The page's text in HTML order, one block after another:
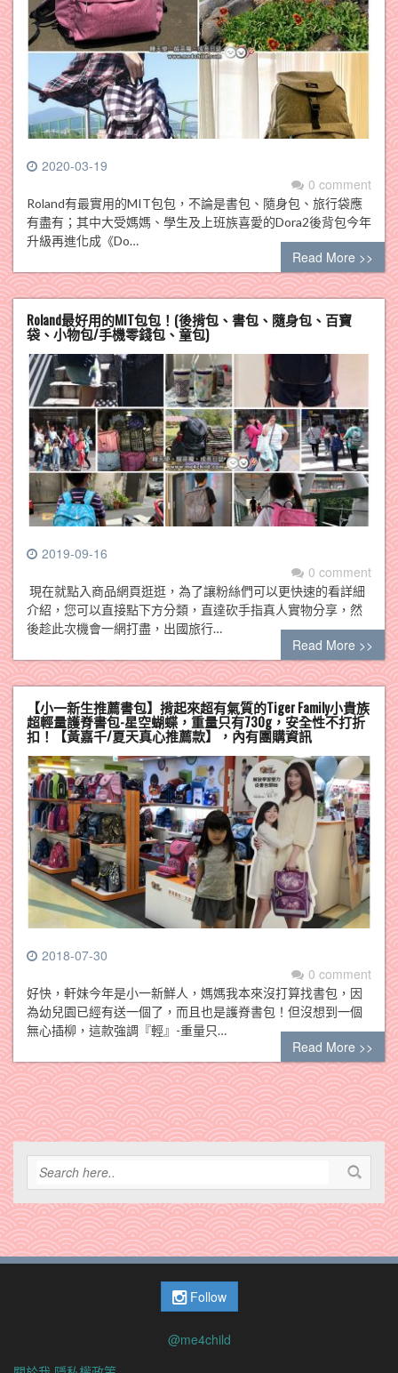
2020-03-19
0 comment
Roland有最實用的MIT包包，不論是書包、隨身包、旅行袋應
有盡有；其中大受媽媽、學生及上班族喜愛的Dora2後背包今年
升級再進化成《Do…
Read More >>
Roland最好用的MIT包包！(後揹包、書包、隨身包、百寶
袋、小物包/手機零錢包、童包)
2019-09-16
0 comment
現在就點入商品網頁逛逛，為了讓粉絲們可以更快速的看詳細
介紹，您可以直接點下方分類，直達砍手指真人實物分享，然
後趁此次機會一網打盡，出國旅行…
Read More >>
【小一新生推薦書包】揹起來超有氣質的Tiger Family小貴族
超輕量護脊書包-星空蝴蝶，重量只有730g，安全性不打折
扣！【黃嘉千/夏天真心推薦款】，內有團購資訊
2018-07-30
0 comment
好快，軒妹今年是小一新鮮人，媽媽我本來沒打算找書包，因
為幼兒園已經有送一個了，而且也是護脊書包！但沒想到一個
無心插柳，這款強調『輕』-重量只…
Read More >>
Follow
@me4child